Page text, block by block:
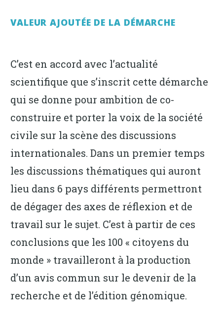
VALEUR AJOUTÉE DE LA DÉMARCHE
C’est en accord avec l’actualité
scientifique que s’inscrit cette démarche
qui se donne pour ambition de co-
construire et porter la voix de la société
civile sur la scène des discussions
internationales. Dans un premier temps
les discussions thématiques qui auront
lieu dans 6 pays différents permettront
de dégager des axes de réflexion et de
travail sur le sujet. C’est à partir de ces
conclusions que les 100 « citoyens du
monde » travailleront à la production
d’un avis commun sur le devenir de la
recherche et de l’édition génomique.